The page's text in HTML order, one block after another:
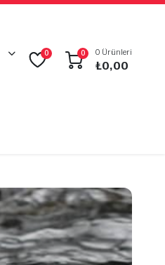
0 0 0 Ürünleri
₺0,00